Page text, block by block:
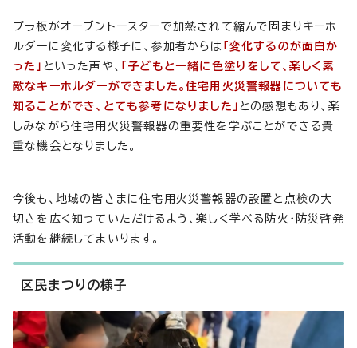
プラ板がオーブントースターで加熱されて縮んで固まりキーホ
ルダーに変化する様子に、参加者からは 「変化するのが面白か
った」 といった声や、 「子どもと一緒に色塗りをして、楽しく素
敵なキーホルダーができました。住宅用火災警報器についても
知ることができ、とても参考になりました」 との感想もあり、楽
しみながら住宅用火災警報器の重要性を学ぶことができる貴
重な機会となりました。
今後も、地域の皆さまに住宅用火災警報器の設置と点検の大
切さを広く知っていただけるよう、楽しく学べる防火・防災啓発
活動を継続してまいります。
区民まつりの様子